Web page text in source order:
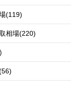
(119)
相場(220)